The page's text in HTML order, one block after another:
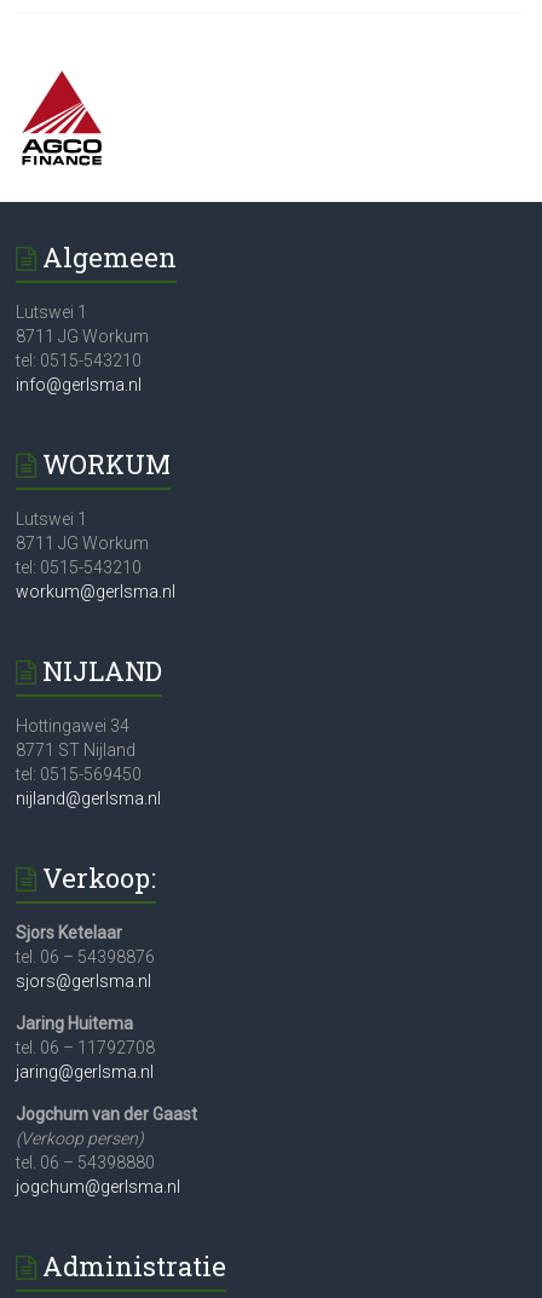
Algemeen
Lutswei 1
8711 JG Workum
tel: 0515-543210
info@gerlsma.nl
WORKUM
Lutswei 1
8711 JG Workum
tel: 0515-543210
workum@gerlsma.nl
NIJLAND
Hottingawei 34
8771 ST Nijland
tel: 0515-569450
nijland@gerlsma.nl
Verkoop:
Sjors Ketelaar
tel. 06 – 54398876
sjors@gerlsma.nl
Jaring Huitema
tel. 06 – 11792708
jaring@gerlsma.nl
Jogchum van der Gaast
(Verkoop persen)
tel. 06 – 54398880
jogchum@gerlsma.nl
Administratie